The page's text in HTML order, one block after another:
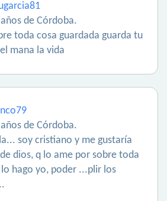
de Córdoba.
toda cosa guardada guarda tu
mana la vida
de Córdoba.
soy cristiano y me gustaría
dios, q lo ame por sobre toda
hago yo, poder ...plir los